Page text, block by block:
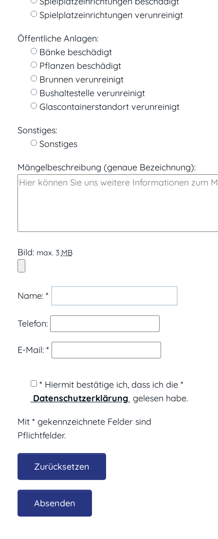
Spielplatzeinrichtungen verunreinigt
Öffentliche Anlagen:
Bänke beschädigt
Pflanzen beschädigt
Brunnen verunreinigt
Bushaltestelle verunreinigt
Glascontainerstandort verunreinigt
Sonstiges:
Sonstiges
Mängelbeschreibung (genaue Bezeichnung):
Bild: max. 3 MB
Name: *
Telefon:
E-Mail: *
* Hiermit bestätige ich, dass ich die *
Datenschutzerklärung gelesen habe.
Mit * gekennzeichnete Felder sind
Pflichtfelder.